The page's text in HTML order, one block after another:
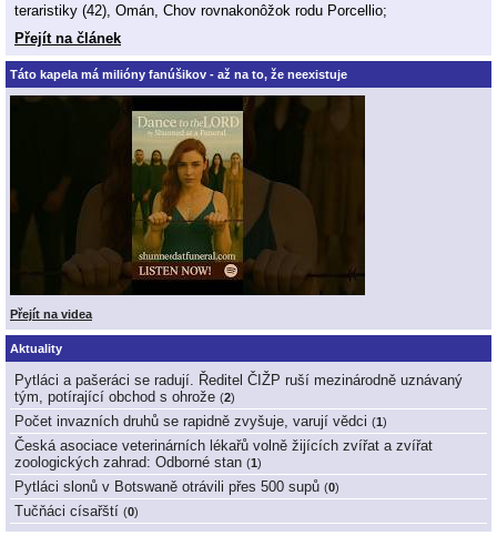
teraristiky (42), Omán, Chov rovnakonôžok rodu Porcellio;
Přejít na článek
Táto kapela má milióny fanúšikov - až na to, že neexistuje
Přejít na videa
Aktuality
Pytláci a pašeráci se radují. Ředitel ČIŽP ruší mezinárodně uznávaný
tým, potírající obchod s ohrože (2)
Počet invazních druhů se rapidně zvyšuje, varují vědci (1 )
Česká asociace veterinárních lékařů volně žijících zvířat a zvířat
zoologických zahrad: Odborné stan (1 )
Pytláci slonů v Botswaně otrávili přes 500 supů (0)
Tučňáci císařští (0)